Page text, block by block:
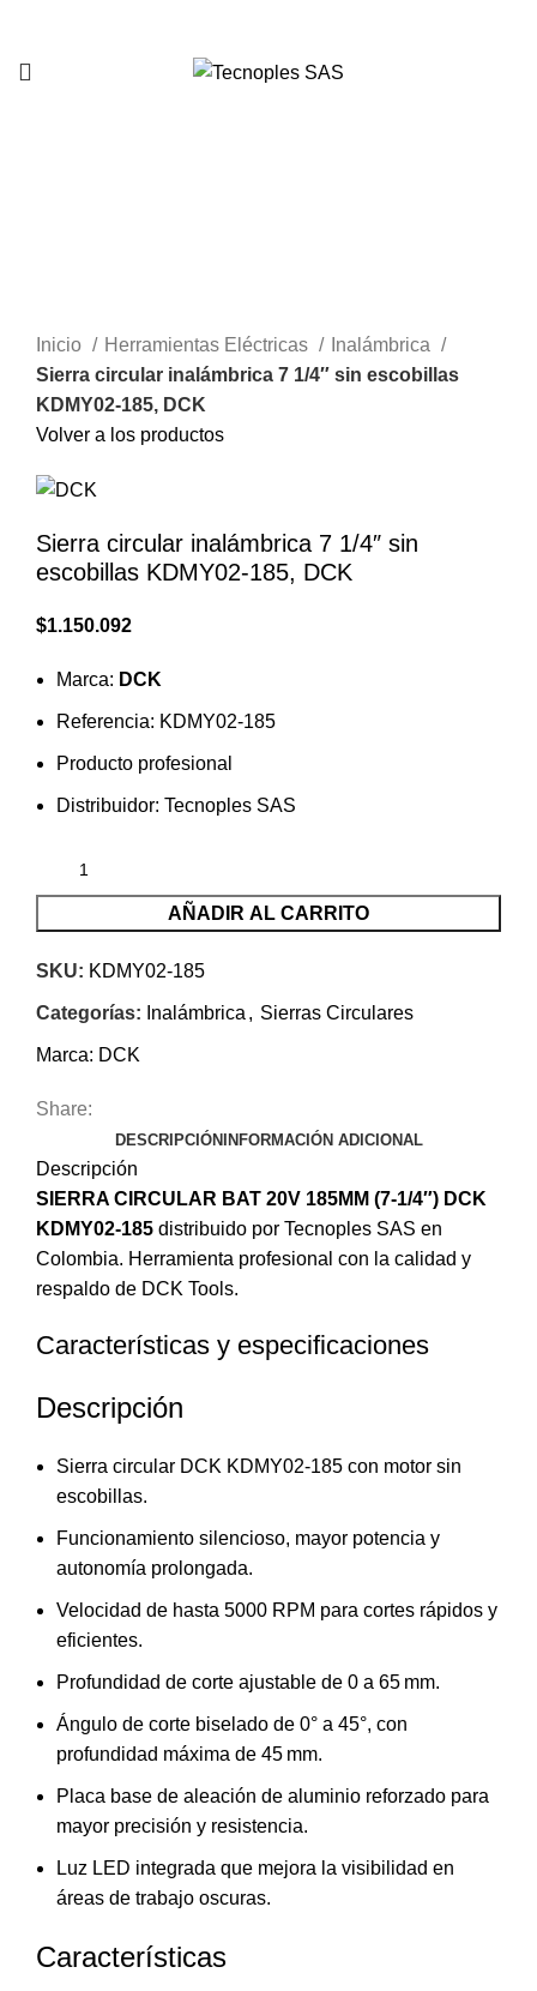
Inicio Herramientas Eléctricas
Inalámbrica
Sierra circular inalámbrica 7 1/4″ sin escobillas
KDMY02-185, DCK
Volver a los productos
Sierra circular inalámbrica 7 1/4″ sin
escobillas KDMY02-185, DCK
$1.150.092
Marca: DCK
Referencia: KDMY02-185
Producto profesional
Distribuidor: Tecnoples SAS
AÑADIR AL CARRITO
SKU: KDMY02-185
Categorías: Inalámbrica , Sierras Circulares
Marca: DCK
Share:
DESCRIPCIÓN INFORMACIÓN ADICIONAL
Descripción
SIERRA CIRCULAR BAT 20V 185MM (7-1/4″) DCK
KDMY02-185 distribuido por Tecnoples SAS en
Colombia. Herramienta profesional con la calidad y
respaldo de DCK Tools.
Características y especificaciones
Descripción
Sierra circular DCK KDMY02-185 con motor sin
escobillas.
Funcionamiento silencioso, mayor potencia y
autonomía prolongada.
Velocidad de hasta 5000 RPM para cortes rápidos y
eficientes.
Profundidad de corte ajustable de 0 a 65 mm.
Ángulo de corte biselado de 0° a 45°, con
profundidad máxima de 45 mm.
Placa base de aleación de aluminio reforzado para
mayor precisión y resistencia.
Luz LED integrada que mejora la visibilidad en
áreas de trabajo oscuras.
Características